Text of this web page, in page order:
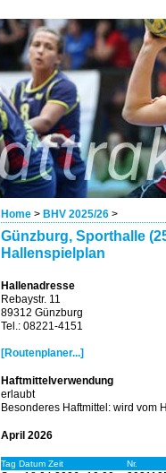
Home > BHV 2025/26 >
Günzburg, Sporthalle
Hallenspielplan
Hallenadresse
Rebaystr. 11
89312 Günzburg
Tel.: 08221-4151
[Routenplaner...]
Haftmittelverwendung
erlaubt
Besonderes Haftmittel: wird vom
April 2026
Tag Datum Zeit Nr.